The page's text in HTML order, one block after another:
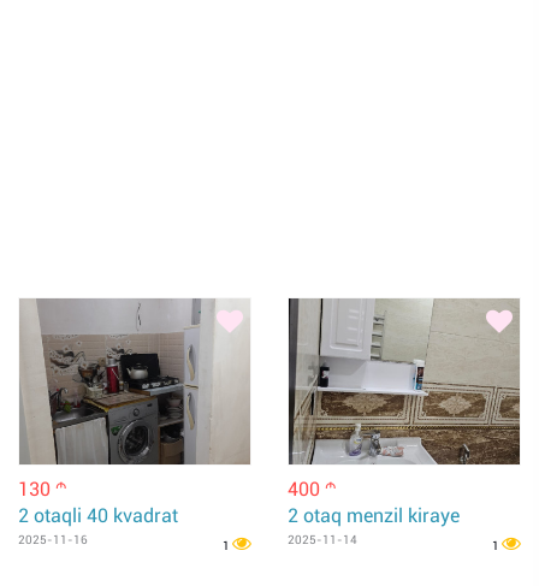
130 m
2 otaqli 40 kvadrat
2025-11-16 1
400 m
2 otaq menzil kiraye
2025-11-14 1